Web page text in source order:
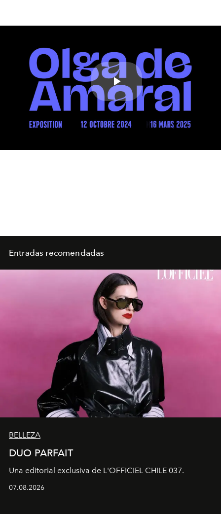
Play
Entradas recomendadas
BELLEZA
DUO PARFAIT
Una editorial exclusiva de L'OFFICIEL CHILE 037.
07.08.2026